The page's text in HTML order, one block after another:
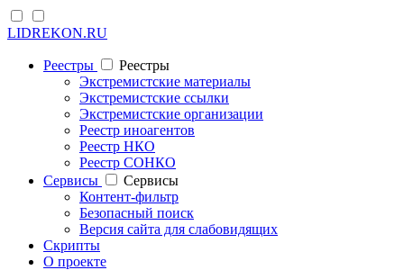
LIDREKON.RU
Реестры
Реестры
Экстремистские материалы
Экстремистские ссылки
Экстремистские организации
Реестр иноагентов
Реестр НКО
Реестр СОНКО
Cервисы
Cервисы
Контент-фильтр
Безопасный поиск
Версия сайта для слабовидящих
Скрипты
О проекте